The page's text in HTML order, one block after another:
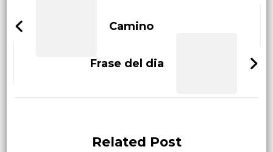
NavigationCamino
Frase del dia
Related Post